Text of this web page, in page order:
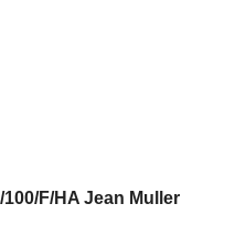
100/F/HA Jean Muller